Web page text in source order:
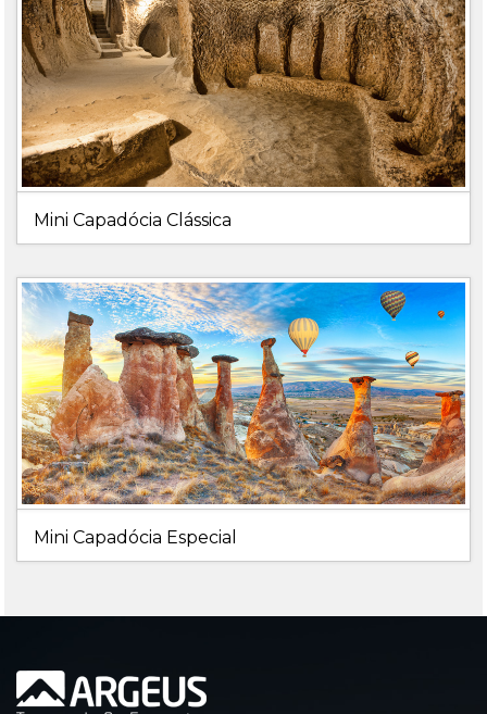
Mini Capadócia Clássica
Mini Capadócia Especial